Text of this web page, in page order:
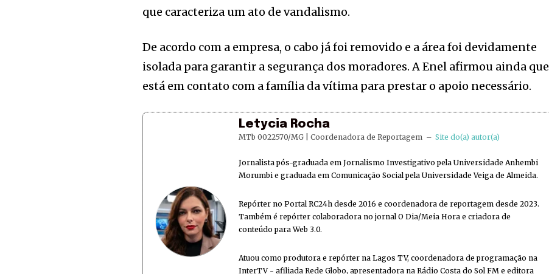
que caracteriza um ato de vandalismo.
De acordo com a empresa, o cabo já foi removido e a área foi devidamente
isolada para garantir a segurança dos moradores. A Enel afirmou ainda que
está em contato com a família da vítima para prestar o apoio necessário.
Letycia Rocha
MTb 0022570/MG | Coordenadora de Reportagem – Site do(a) autor(a)
Jornalista pós-graduada em Jornalismo Investigativo pela Universidade Anhembi
Morumbi e graduada em Comunicação Social pela Universidade Veiga de Almeida.
Repórter no Portal RC24h desde 2016 e coordenadora de reportagem desde 2023.
Também é repórter colaboradora no jornal O Dia/Meia Hora e criadora de
conteúdo para Web 3.0.
Atuou como produtora e repórter na Lagos TV, coordenadora de programação na
InterTV - afiliada Rede Globo, apresentadora na Rádio Costa do Sol FM e editora